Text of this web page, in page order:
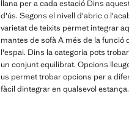
llana per a cada estació Dins
d'ús. Segons el nivell d'abric o
varietat de teixits permet integrar
mantes de sofà A més de la funció
l'espai. Dins la categoria pots
un conjunt equilibrat. Opcions
us permet trobar opcions per a
fàcil dintegrar en qualsevol estança.